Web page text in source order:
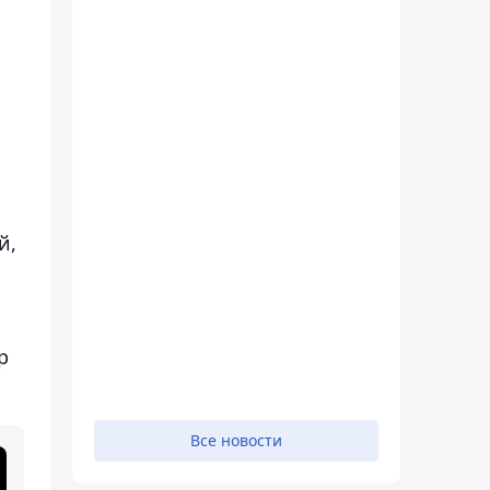
Все новости